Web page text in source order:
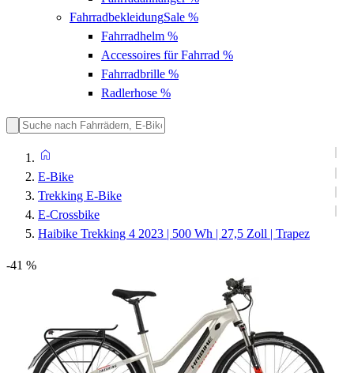
FahrradbekleidungSale %
Fahrradhelm %
Accessoires für Fahrrad %
Fahrradbrille %
Radlerhose %
E-Bike
Trekking E-Bike
E-Crossbike
Haibike Trekking 4 2023 | 500 Wh | 27,5 Zoll | Trapez
-41 %